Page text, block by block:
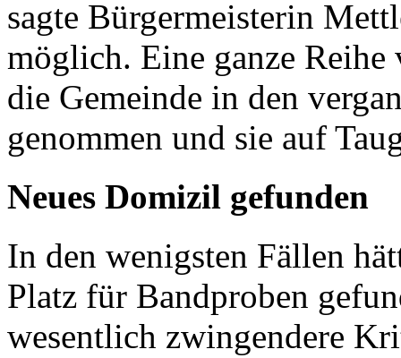
sagte Bürgermeisterin
möglich. Eine ganze
die Gemeinde in den
genommen und sie auf
Neues Domizil gefunden
In den wenigsten Fällen
Platz für Bandproben
wesentlich zwingendere